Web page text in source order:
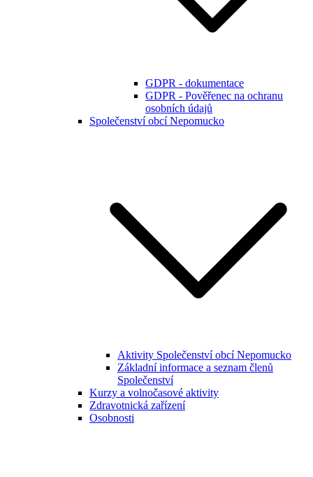
GDPR - dokumentace
GDPR - Pověřenec na ochranu
osobních údajů
Společenství obcí Nepomucko
Aktivity Společenství obcí Nepomucko
Základní informace a seznam členů
Společenství
Kurzy a volnočasové aktivity
Zdravotnická zařízení
Osobnosti